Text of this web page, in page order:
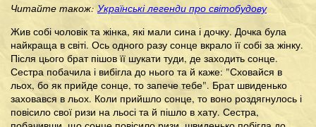
Читайте також: Українські легенди про світобудову
Жив собі чоловік та жінка, які мали сина і дочку. Дочка була
найкраща в світі. Ось одного разу сонце вкрало її собі за жінку.
Після цього брат пішов її шукати туди, де заходить сонце.
Сестра побачила і вибігла до нього та й каже: "Сховайся в
льох, бо як прийде сонце, то запече тебе". Брат швиденько
заховався в льох. Коли прийшло сонце, то воно роздягнулось і
повісило свої ризи на льосі та й пішло в хату. Сестра,